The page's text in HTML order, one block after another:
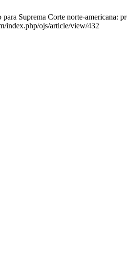
Suprema Corte norte-americana:
index.php/ojs/article/view/432